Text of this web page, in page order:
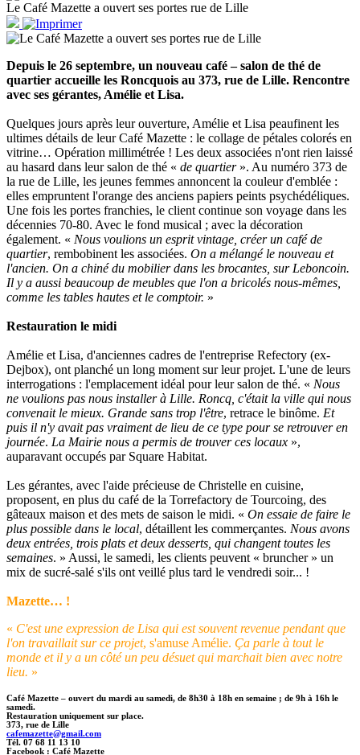
Le Café Mazette a ouvert ses portes rue de Lille
Depuis le 26 septembre, un nouveau café – salon de thé de
quartier accueille les Roncquois au 373, rue de Lille. Rencontre
avec ses gérantes, Amélie et Lisa.
Quelques jours après leur ouverture, Amélie et Lisa peaufinent les
ultimes détails de leur Café Mazette : le collage de pétales colorés en
vitrine… Opération millimétrée ! Les deux associées n'ont rien laissé
au hasard dans leur salon de thé « de quartier». Au numéro 373 de
la rue de Lille, les jeunes femmes annoncent la couleur d'emblée :
elles empruntent l'orange des anciens papiers peints psychédéliques.
Une fois les portes franchies, le client continue son voyage dans les
décennies 70-80. Avec le fond musical ; avec la décoration
également. « Nous voulions un esprit vintage, créer un café de
quartier, rembobinent les associées. On a mélangé le nouveau et
l'ancien. On a chiné du mobilier dans les brocantes, sur Leboncoin.
Il y a aussi beaucoup de meubles que l'on a bricolés nous-mêmes,
comme les tables hautes et le comptoir. »
Restauration le midi
Amélie et Lisa, d'anciennes cadres de l'entreprise Refectory (ex-
Dejbox), ont planché un long moment sur leur projet. L'une de leurs
interrogations : l'emplacement idéal pour leur salon de thé. « Nous
ne voulions pas nous installer à Lille. Roncq, c'était la ville qui nous
convenait le mieux. Grande sans trop l'être, retrace le binôme. Et
puis il n'y avait pas vraiment de lieu de ce type pour se retrouver en
journée. La Mairie nous a permis de trouver ces locaux »,
auparavant occupés par Square Habitat.
Les gérantes, avec l'aide précieuse de Christelle en cuisine,
proposent, en plus du café de la Torrefactory de Tourcoing, des
gâteaux maison et des mets de saison le midi. « On essaie de faire le
plus possible dans le local, détaillent les commerçantes. Nous avons
deux entrées, trois plats et deux desserts, qui changent toutes les
semaines. » Aussi, le samedi, les clients peuvent « bruncher » un
mix de sucré-salé s'ils ont veillé plus tard le vendredi soir... !
Mazette… !
« C'est une expression de Lisa qui est souvent revenue pendant que
l'on travaillait sur ce projet, s'amuse Amélie. Ça parle à tout le
monde et il y a un côté un peu désuet qui marchait bien avec notre
lieu. »
Café Mazette – ouvert du mardi au samedi, de 8h30 à 18h en semaine ; de 9h à 16h le
samedi.
Restauration uniquement sur place.
373, rue de Lille
cafemazette@gmail.com
Tél. 07 68 11 13 10
Facebook : Café Mazette